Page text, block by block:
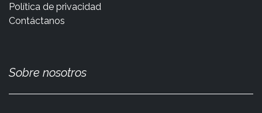
Política de privacidad
Contáctanos
Sobre nosotros